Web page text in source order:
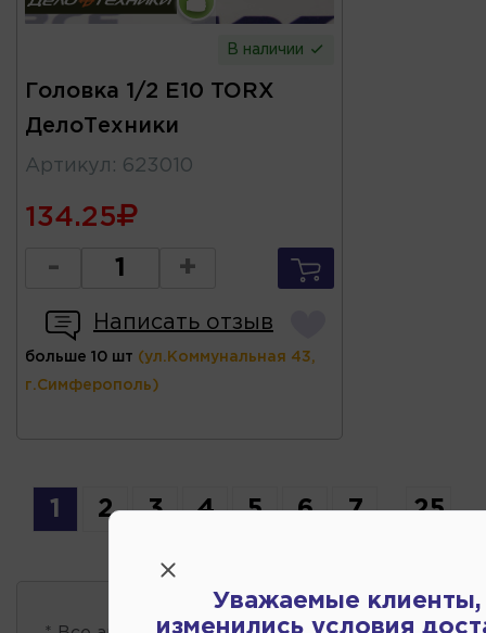
В наличии
Головка 1/2 E10 TORX
ДелоТехники
Артикул : 623010
134.25
- +
Написать отзыв
больше 10 шт (ул.Коммунальная 43,
г.Симферополь)
1 2 3 4 5 6 7 ... 25
Уважаемые клиенты,
изменились условия